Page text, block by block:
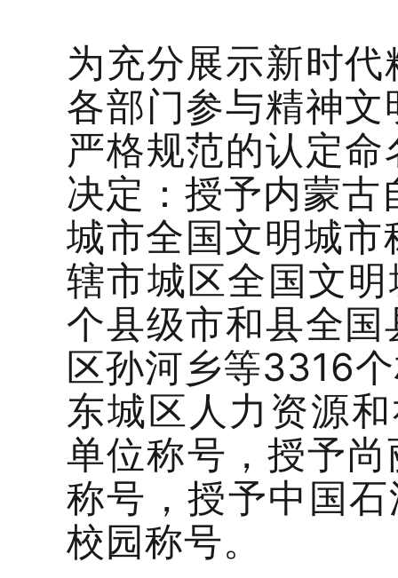
为充分展示新时
各部门参与精神
严格规范的认定
决定：授予内蒙
城市全国文明城
辖市城区全国文
个县级市和县全
区孙河乡等3316
东城区人力资源
单位称号，授予
称号，授予中国
校园称号。